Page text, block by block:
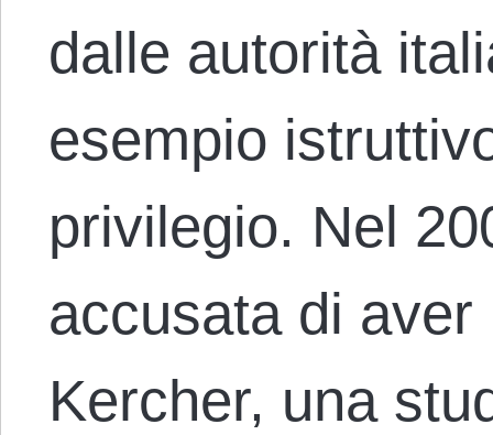
dalle autorità
esempio
privilegio. Nel
accusata di
Kercher, una